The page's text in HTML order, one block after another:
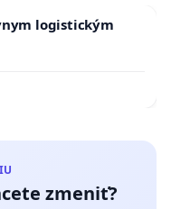
logistickým
zmeniť?